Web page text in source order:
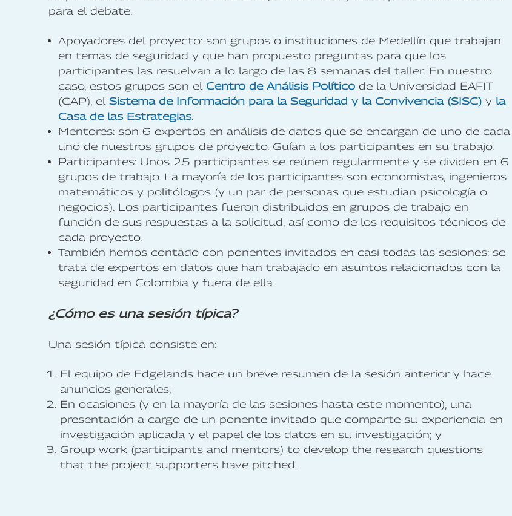
para el debate.
Apoyadores del proyecto: son grupos o instituciones de Medellín que trabajan
en temas de seguridad y que han propuesto preguntas para que los
participantes las resuelvan a lo largo de las 8 semanas del taller. En nuestro
caso, estos grupos son el Centro de Análisis Político de la Universidad EAFIT
(CAP), el Sistema de Información para la Seguridad y la Convivencia (SISC) y la
Casa de las Estrategias.
Mentores: son 6 expertos en análisis de datos que se encargan de uno de cada
uno de nuestros grupos de proyecto. Guían a los participantes en su trabajo.
Participantes: Unos 25 participantes se reúnen regularmente y se dividen en 6
grupos de trabajo. La mayoría de los participantes son economistas, ingenieros
matemáticos y politólogos (y un par de personas que estudian psicología o
negocios). Los participantes fueron distribuidos en grupos de trabajo en
función de sus respuestas a la solicitud, así como de los requisitos técnicos de
cada proyecto.
También hemos contado con ponentes invitados en casi todas las sesiones: se
trata de expertos en datos que han trabajado en asuntos relacionados con la
seguridad en Colombia y fuera de ella.
¿Cómo es una sesión típica?
Una sesión típica consiste en:
El equipo de Edgelands hace un breve resumen de la sesión anterior y hace
anuncios generales;
En ocasiones (y en la mayoría de las sesiones hasta este momento), una
presentación a cargo de un ponente invitado que comparte su experiencia en
investigación aplicada y el papel de los datos en su investigación; y
Group work (participants and mentors) to develop the research questions
that the project supporters have pitched.